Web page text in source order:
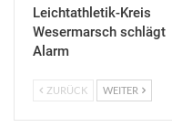
Leichtathletik-Kreis
Wesermarsch schlägt
Alarm
ZURÜCK WEITER